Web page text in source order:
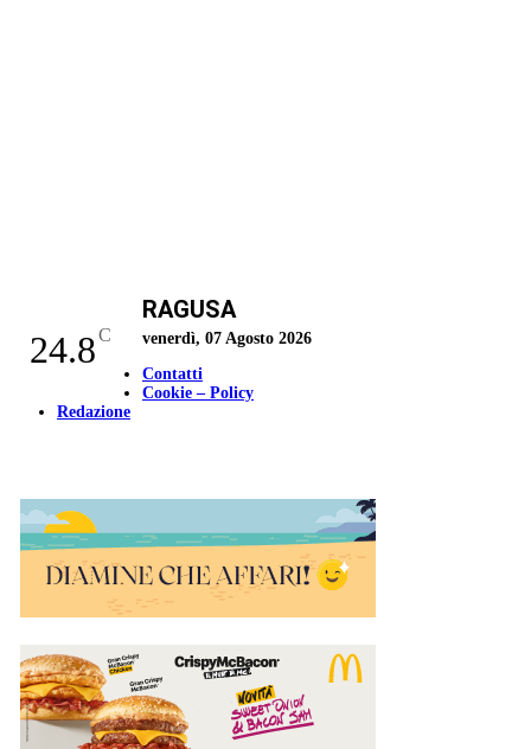
24.8C
RAGUSA
venerdì, 07 Agosto 2026
Contatti
Cookie – Policy
Redazione